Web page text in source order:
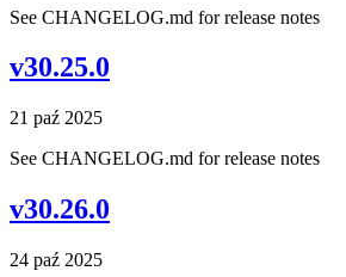
See CHANGELOG.md for release notes
v30.25.0
21 paź 2025
See CHANGELOG.md for release notes
v30.26.0
24 paź 2025